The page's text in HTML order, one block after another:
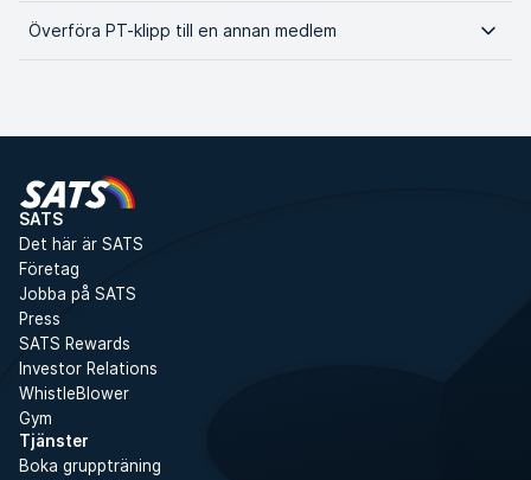
Överföra PT-klipp till en annan medlem
SATS
Det här är SATS
Företag
Jobba på SATS
Press
SATS Rewards
Investor Relations
WhistleBlower
Gym
Tjänster
Boka gruppträning